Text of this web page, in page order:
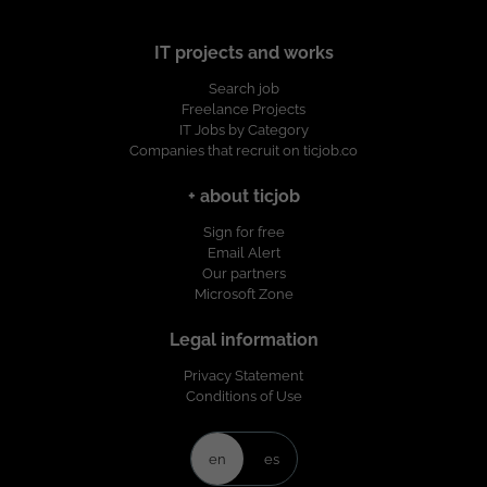
IT projects and works
Search job
Freelance Projects
IT Jobs by Category
Companies that recruit on ticjob.co
+ about ticjob
Sign for free
Email Alert
Our partners
Microsoft Zone
Legal information
Privacy Statement
Conditions of Use
en es